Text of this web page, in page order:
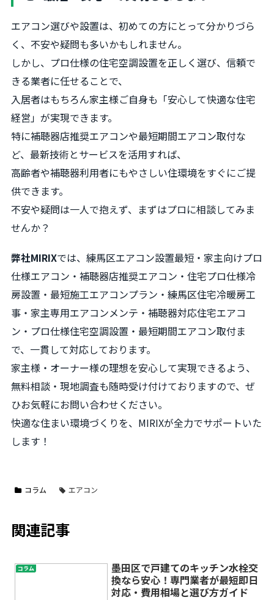
エアコン選びや設置は、初めての方にとって分かりづら
く、不安や疑問も多いかもしれません。
しかし、プロ仕様の住宅空調設置を正しく選び、信頼で
きる業者に任せることで、
入居者はもちろん家主様ご自身も「安心して快適な住宅
経営」が実現できます。
特に補聴器店推奨エアコンや最短期間エアコン取付な
ど、最新技術とサービスを活用すれば、
高齢者や補聴器利用者にもやさしい住環境をすぐにご提
供できます。
不安や疑問は一人で抱えず、まずはプロに相談してみま
せんか？
弊社MIRIXでは、練馬区エアコン設置最短・家主向けプロ
仕様エアコン・補聴器店推奨エアコン・住宅プロ仕様冷
房設置・最短施工エアコンプラン・練馬区住宅冷暖房工
事・家主専用エアコンメンテ・補聴器対応住宅エアコ
ン・プロ仕様住宅空調設置・最短期間エアコン取付ま
で、一貫して対応しております。
家主様・オーナー様の理想を安心して実現できるよう、
無料相談・現地調査も随時受け付けておりますので、ぜ
ひお気軽にお問い合わせください。
快適な住まい環境づくりを、MIRIXが全力でサポートいた
します！
コラム エアコン
関連記事
コラム
墨田区で戸建てのキッチン水栓交
換なら安心！専門業者が最短即日
対応・費用相場と選び方ガイド